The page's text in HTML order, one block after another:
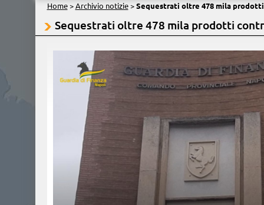
Home> Archivio notizie> Sequestrati oltre 478 mila
Sequestrati oltre 478 mila prodotti